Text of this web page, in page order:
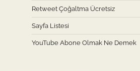
Retweet Çoğaltma Ücretsiz
Sayfa Listesi
YouTube Abone Olmak Ne Demek